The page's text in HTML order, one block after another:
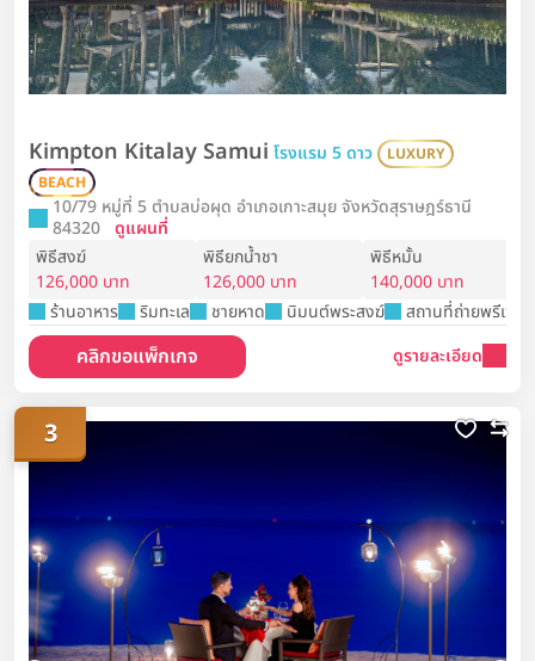
Kimpton Kitalay Samui โรงแรม 5 ดาว
LUXURY
BEACH
10/79 หมู่ที่ 5 ตำบลบ่อผุด อำเภอเกาะสมุย จังหวัดสุราษฎร์ธานี
84320 ดูแผนที่
พิธีสงฆ์
126,000 บาท
พิธียกน้ำชา
126,000 บาท
พิธีหมั้น
140,000 บาท
ร้านอาหาร
ริมทะเล ชายหาด นิมนต์พระสงฆ์ สถานที่ถ่ายพรีเวด
คลิกขอแพ็กเกจ ดูรายละเอียด
3